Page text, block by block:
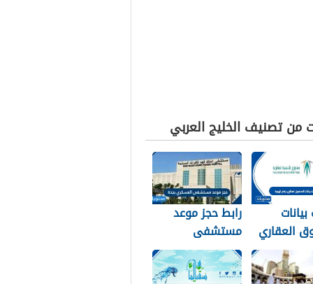
من تصنيف الخليج العربي
العقاري
برقم الهوية 1448
والخطوات
رابط حجز موعد
مستشفى
العسكري بجدة
1448